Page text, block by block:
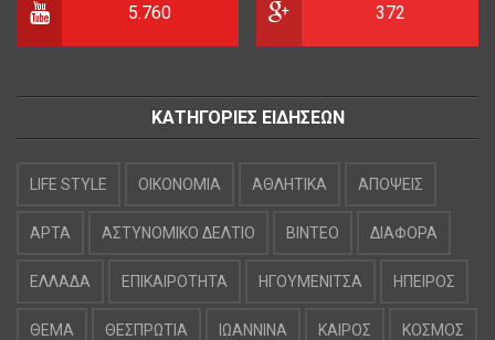
5.760 372
ΚΑΤΗΓΟΡΙΕΣ ΕΙΔΗΣΕΩΝ
LIFE STYLE OIKONOMIA ΑΘΛΗΤΙΚΑ ΑΠΟΨΕΙΣ
ΑΡΤΑ ΑΣΤΥΝΟΜΙΚΟ ΔΕΛΤΙΟ ΒΙΝΤΕΟ ΔΙΑΦΟΡΑ
ΕΛΛΑΔΑ ΕΠΙΚΑΙΡΟΤΗΤΑ ΗΓΟΥΜΕΝΙΤΣΑ ΗΠΕΙΡΟΣ
ΘΕΜΑ ΘΕΣΠΡΩΤΙΑ ΙΩΑΝΝΙΝΑ ΚΑΙΡΟΣ ΚΟΣΜΟΣ